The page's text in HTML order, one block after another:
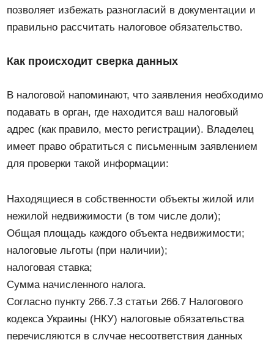
позволяет избежать разногласий в документации и
правильно рассчитать налоговое обязательство.
Как происходит сверка данных
В налоговой напоминают, что заявления необходимо
подавать в орган, где находится ваш налоговый
адрес (как правило, место регистрации). Владелец
имеет право обратиться с письменным заявлением
для проверки такой информации:
Находящиеся в собственности объекты жилой или
нежилой недвижимости (в том числе доли);
Общая площадь каждого объекта недвижимости;
налоговые льготы (при наличии);
налоговая ставка;
Сумма начисленного налога.
Согласно пункту 266.7.3 статьи 266.7 Налогового
кодекса Украины (НКУ) налоговые обязательства
перечисляются в случае несоответствия данных